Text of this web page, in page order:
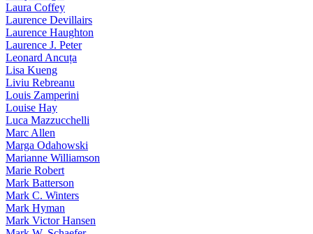
Laura Coffey
Laurence Devillairs
Laurence Haughton
Laurence J. Peter
Leonard Ancuța
Lisa Kueng
Liviu Rebreanu
Louis Zamperini
Louise Hay
Luca Mazzucchelli
Marc Allen
Marga Odahowski
Marianne Williamson
Marie Robert
Mark Batterson
Mark C. Winters
Mark Hyman
Mark Victor Hansen